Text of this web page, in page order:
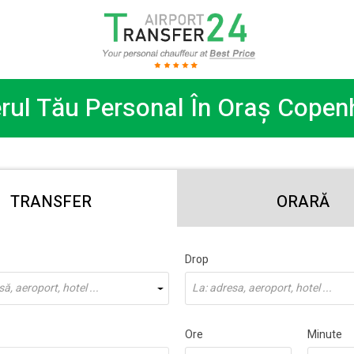
Tău Personal În Oraș
TRANSFER ORARĂ
aeroport, hotel ...
Drop
La: adresa, aeroport, hotel ...
Ore
Minute